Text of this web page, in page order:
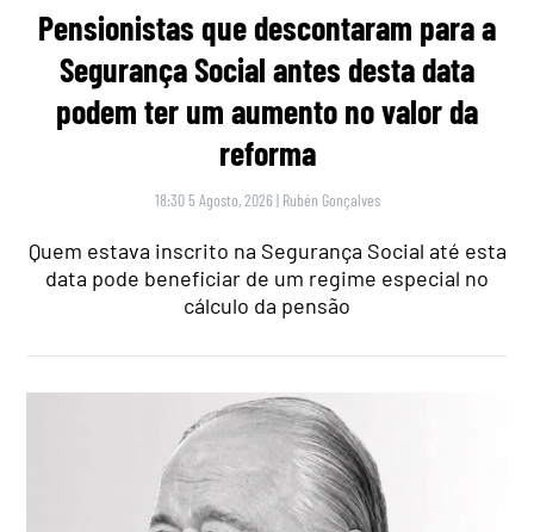
Pensionistas que descontaram para a
Segurança Social antes desta data
podem ter um aumento no valor da
reforma
18:30 5 Agosto, 2026 | Rubén Gonçalves
Quem estava inscrito na Segurança Social até esta
data pode beneficiar de um regime especial no
cálculo da pensão